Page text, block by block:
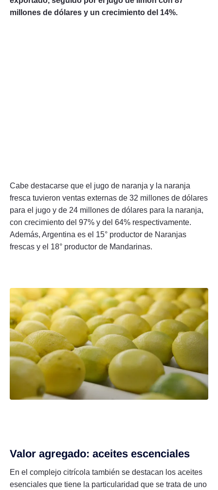
millones de dólares y un crecimiento del 14%.
Cabe destacarse que el jugo de naranja y la naranja
fresca tuvieron ventas externas de 32 millones de dólares
para el jugo y de 24 millones de dólares para la naranja,
con crecimiento del 97% y del 64% respectivamente.
Además, Argentina es el 15° productor de Naranjas
frescas y el 18° productor de Mandarinas.
Valor agregado: aceites escenciales
En el complejo citrícola también se destacan los aceites
esenciales que tiene la particularidad que se trata de uno